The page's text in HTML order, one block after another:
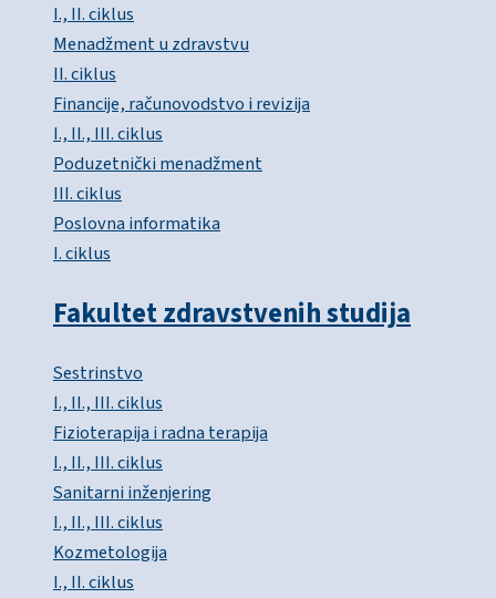
I., II. ciklus
Menadžment u zdravstvu
II. ciklus
Financije, računovodstvo i revizija
I., II., III. ciklus
Poduzetnički menadžment
III. ciklus
Poslovna informatika
I. ciklus
Fakultet zdravstvenih studija
Sestrinstvo
I., II., III. ciklus
Fizioterapija i radna terapija
I., II., III. ciklus
Sanitarni inženjering
I., II., III. ciklus
Kozmetologija
I., II. ciklus